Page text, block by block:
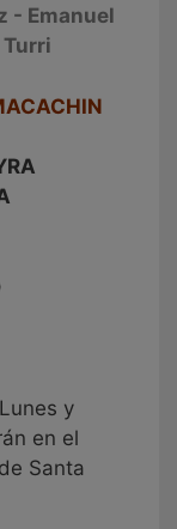
- Emanuel
y
en el
Santa